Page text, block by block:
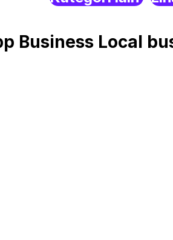
Business Local